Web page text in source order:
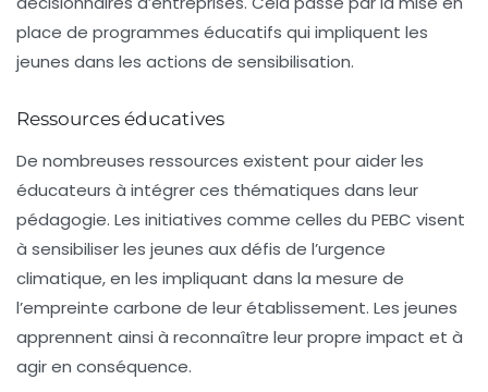
place de programmes éducatifs qui impliquent les
jeunes dans les actions de sensibilisation.
Ressources éducatives
De nombreuses ressources existent pour aider les
éducateurs à intégrer ces thématiques dans leur
pédagogie. Les initiatives comme celles du PEBC visent
à sensibiliser les jeunes aux défis de l’urgence
climatique, en les impliquant dans la mesure de
l’empreinte carbone de leur établissement. Les jeunes
apprennent ainsi à reconnaître leur propre impact et à
agir en conséquence.